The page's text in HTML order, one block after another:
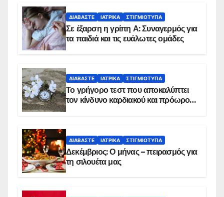
ΔΙΑΒΆΣΤΕ ΙΑΤΡΙΚΆ ΣΤΙΓΜΙΌΤΥΠΑ
Σε έξαρση η γρίπη Α: Συναγερμός για
τα παιδιά και τις ευάλωτες ομάδες
ΔΙΑΒΆΣΤΕ ΙΑΤΡΙΚΆ ΣΤΙΓΜΙΌΤΥΠΑ
Το γρήγορο τεστ που αποκαλύπτει
τον κίνδυνο καρδιακού και πρόωρου
ΔΙΑΒΆΣΤΕ ΙΑΤΡΙΚΆ ΣΤΙΓΜΙΌΤΥΠΑ
Δεκέμβριος: Ο μήνας – πειρασμός για
τη σιλουέτα μας